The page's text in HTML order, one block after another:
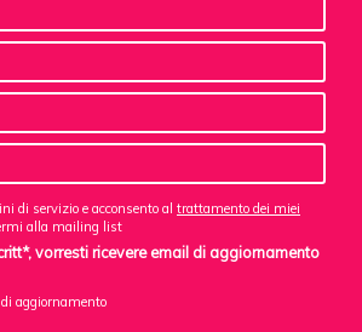
di servizio e acconsento al trattamento dei miei
alla mailing list
vorresti ricevere email di aggiornamento
aggiornamento